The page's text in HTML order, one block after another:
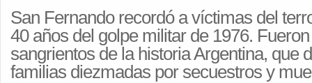
San Fernando recordó a víctimas del
40 años del golpe militar de 1976.
sangrientos de la historia Argentina, que
familias diezmadas por secuestros y